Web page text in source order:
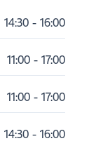
14:30 - 16:00
11:00 - 17:00
11:00 - 17:00
14:30 - 16:00